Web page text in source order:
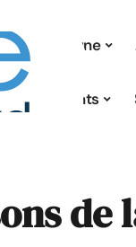
À la une
Parents